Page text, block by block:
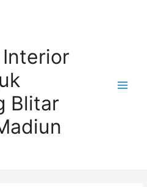
Blitar